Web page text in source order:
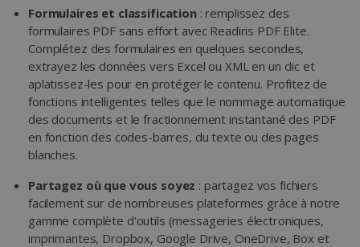
Formulaires et classification: remplissez des
formulaires PDF sans effort avec Readiris PDF Elite.
Complétez des formulaires en quelques secondes,
extrayez les données vers Excel ou XML en un clic et
aplatissez-les pour en protéger le contenu. Profitez de
fonctions intelligentes telles que le nommage automatique
des documents et le fractionnement instantané des PDF
en fonction des codes-barres, du texte ou des pages
blanches.
Partagez où que vous soyez : partagez vos fichiers
facilement sur de nombreuses plateformes grâce à notre
gamme complète d'outils (messageries électroniques,
imprimantes, Dropbox, Google Drive, OneDrive, Box et